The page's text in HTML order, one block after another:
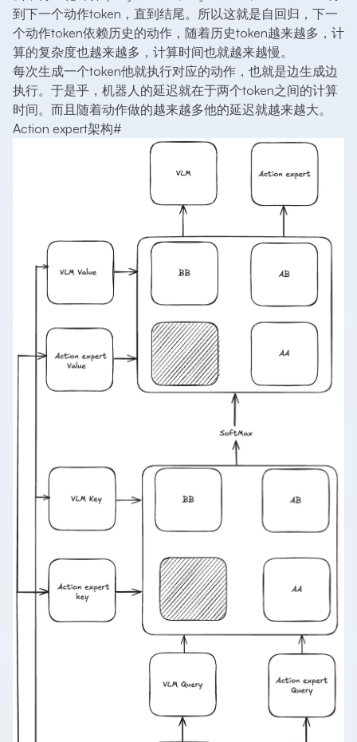
到下一个动作token，直到结尾。所以这就是自回归，下一
个动作token依赖历史的动作，随着历史token越来越多，计
算的复杂度也越来越多，计算时间也就越来越慢。
每次生成一个token他就执行对应的动作，也就是边生成边
执行。于是乎，机器人的延迟就在于两个token之间的计算
时间。而且随着动作做的越来越多他的延迟就越来越大。
Action expert架构#